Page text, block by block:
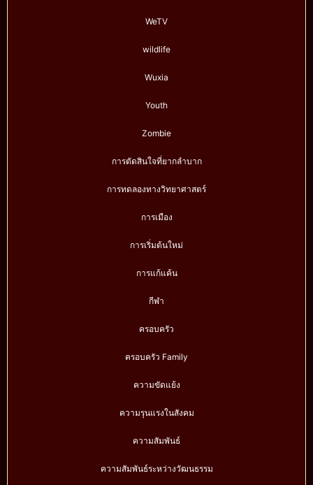
WeTV
wildlife
Wuxia
Youth
Zombie
การตัดสินใจที่ยากลำบาก
การทดลองทางวิทยาศาสตร์
การเมือง
การเริ่มต้นใหม่
การแก้แค้น
กีฬา
ครอบครัว
ครอบครัว Family
ความขัดแย้ง
ความรุนแรงในสังคม
ความสัมพันธ์
ความสัมพันธ์ระหว่างวัฒนธรรม